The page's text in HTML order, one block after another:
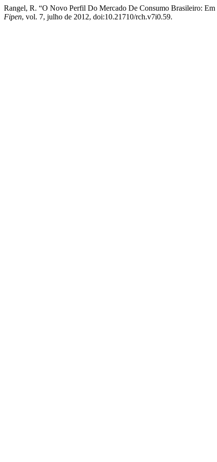
Rangel, R. “O Novo Perfil Do Mercado De Consumo Brasileiro:
Fipen, vol. 7, julho de 2012, doi:10.21710/rch.v7i0.59.